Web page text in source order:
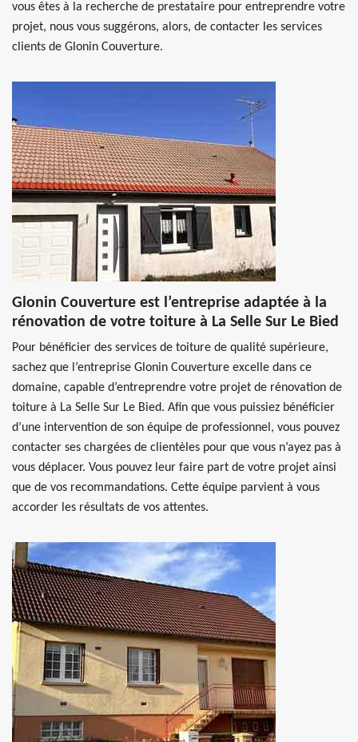
vous êtes à la recherche de prestataire pour entreprendre votre
projet, nous vous suggérons, alors, de contacter les services
clients de Glonin Couverture.
Glonin Couverture est l’entreprise adaptée à la
rénovation de votre toiture à La Selle Sur Le Bied
Pour bénéficier des services de toiture de qualité supérieure,
sachez que l’entreprise Glonin Couverture excelle dans ce
domaine, capable d’entreprendre votre projet de rénovation de
toiture à La Selle Sur Le Bied. Afin que vous puissiez bénéficier
d’une intervention de son équipe de professionnel, vous pouvez
contacter ses chargées de clientèles pour que vous n’ayez pas à
vous déplacer. Vous pouvez leur faire part de votre projet ainsi
que de vos recommandations. Cette équipe parvient à vous
accorder les résultats de vos attentes.